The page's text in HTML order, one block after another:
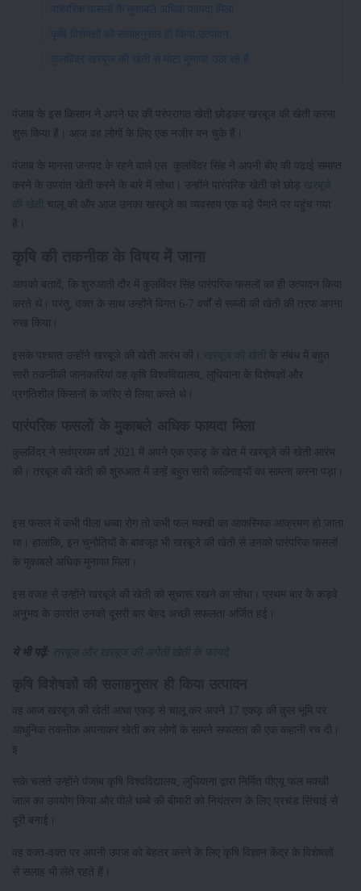
पारंपरिक फसलों के मुकाबले अधिक फायदा मिला
कृषि विशेषज्ञों की सलाहनुसार ही किया उत्पादन
कुलविंदर खरबूज की खेती से मोटा मुनाफा उठा रहे हैं
पंजाब के इस किसान ने अपने घर की परंपरागत खेती छोड़कर खरबूज की खेती करना
शुरू किया है। आज वह लोगों के लिए एक नजीर बन चुके हैं।
पंजाब के मानसा जनपद के रहने वाले एस. कुलविंदर सिंह ने अपनी बीए की पढाई समाप्त
करने के उपरांत खेती करने के बारे में सोचा। उन्होंने पारंपरिक खेती को छोड़ खरबूजे
की खेती
चालू की और आज उनका खरबूजे का व्यवसाय एक बड़े पैमाने पर पहुंच गया
है।
आपको बतादें, कि शुरुआती दौर में कुलविंदर सिंह पारंपरिक फसलों का ही उत्पादन किया
करते थे। परंतु, वक्त के साथ उन्होंने विगत 6-7 वर्षों से सब्जी की खेती की तरफ अपना
रुख किया।
इसके पश्चात उन्होंने खरबूजे की खेती आरंभ की। खरबूज की खेती
के संबंध में बहुत
सारी तकनीकी जानकारियां वह कृषि विश्वविद्यालय, लुधियाना के विशेषज्ञों और
प्रगतिशील किसानों के जरिए से लिया करते थे।
कुलविंदर ने सर्वप्रथम वर्ष 2021 में अपने एक एकड़ के खेत में खरबूजे की खेती आरंभ
की। तरबूज की खेती की शुरुआत में उन्हें बहुत सारी कठिनाइयों का सामना करना पड़ा।
इस फसल में कभी पीला धब्बा रोग तो कभी फल मक्खी का आकस्मिक आक्रमण हो जाता
था। हालांकि, इन चुनौतियों के बावजूद भी खरबूजे की खेती से उनको पारंपरिक फसलों
के मुकाबले अधिक मुनाफा मिला।
इस वजह से उन्होंने खरबूजे की खेती को सुचारू रखने का सोचा। प्रथम बार के कड़वे
अनुभव के उपरांत उनको दूसरी बार बेहद अच्छी सफलता अर्जित हई।
ये भी पढ़ें: तरबूज और खरबूज की अगेती खेती के फायदे
वह आज खरबूज की खेती आधा एकड़ से चालू कर अपने 17 एकड़ की कुल भूमि पर
आधुनिक तकनीक अपनाकर खेती कर लोगों के सामने सफलता की एक कहानी रच दी।
इ
सके चलते उन्होंने पंजाब कृषि विश्वविद्यालय, लुधियाना द्वारा निर्मित पीएयू फल मक्खी
जाल का उपयोग किया और पीले धब्बे की बीमारी को नियंत्रण के लिए प्रचंड सिंचाई से
दूरी बनाई।
वह वक्त-वक्त पर अपनी उपज को बेहतर करने के लिए कृषि विज्ञान केंद्र के विशेषज्ञों
से सलाह भी लेते रहते हैं।